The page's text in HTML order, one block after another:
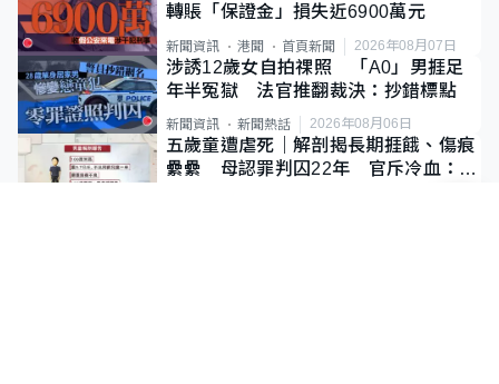
轉賬「保證金」損失近6900萬元
新聞資訊 港聞 首頁新聞 2026年08月07日
涉誘12歲女自拍祼照 「A0」男捱足
年半冤獄 法官推翻裁決：抄錯標點
新聞資訊 新聞熱話 2026年08月06日
五歲童遭虐死｜解剖揭長期捱餓、傷痕
纍纍 母認罪判囚22年 官斥冷血：同